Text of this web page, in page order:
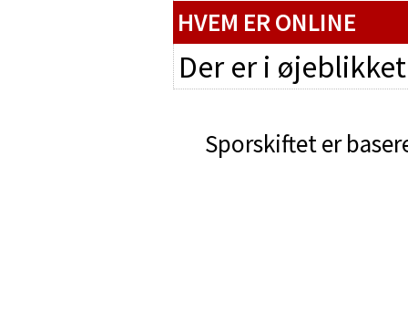
HVEM ER ONLINE
Der er i
Sporskiftet er